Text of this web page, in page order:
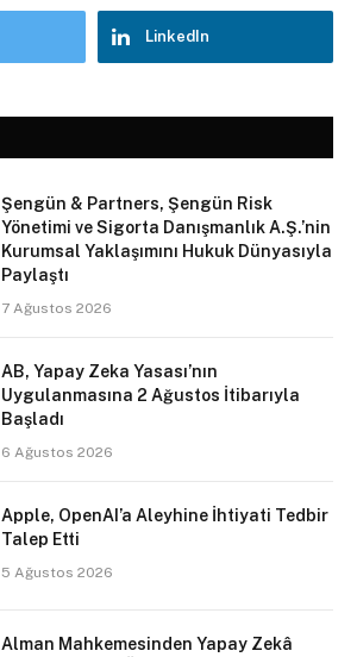
LinkedIn
Şengün & Partners, Şengün Risk
Yönetimi ve Sigorta Danışmanlık A.Ş.’nin
Kurumsal Yaklaşımını Hukuk Dünyasıyla
Paylaştı
7 Ağustos 2026
AB, Yapay Zeka Yasası’nın
Uygulanmasına 2 Ağustos İtibarıyla
Başladı
6 Ağustos 2026
Apple, OpenAI’a Aleyhine İhtiyati Tedbir
Talep Etti
5 Ağustos 2026
Alman Mahkemesinden Yapay Zekâ